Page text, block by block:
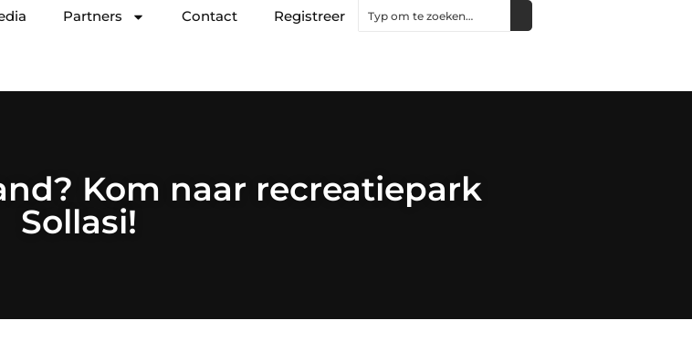
Partners Contact Registreer
Kom naar recreatiepark
Sollasi!